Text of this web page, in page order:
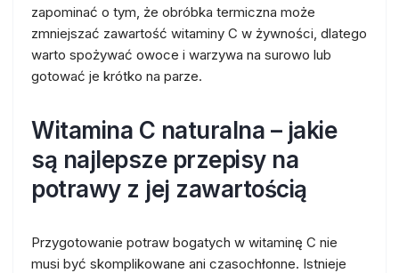
zapominać o tym, że obróbka termiczna może
zmniejszać zawartość witaminy C w żywności, dlatego
warto spożywać owoce i warzywa na surowo lub
gotować je krótko na parze.
Witamina C naturalna – jakie
są najlepsze przepisy na
potrawy z jej zawartością
Przygotowanie potraw bogatych w witaminę C nie
musi być skomplikowane ani czasochłonne. Istnieje